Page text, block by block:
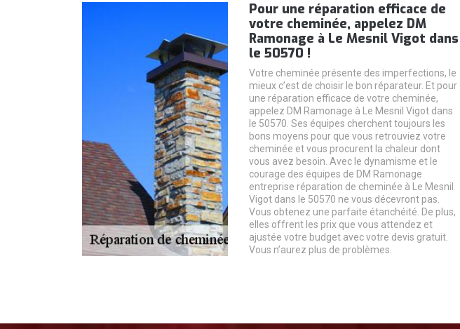
Pour une réparation efficace de
votre cheminée, appelez DM
Ramonage à Le Mesnil Vigot dans
le 50570 !
Votre cheminée présente des imperfections, le
mieux c’est de choisir le bon réparateur. Et pour
une réparation efficace de votre cheminée,
appelez DM Ramonage à Le Mesnil Vigot dans
le 50570. Ses équipes cherchent toujours les
bons moyens pour que vous retrouviez votre
cheminée et vous procurent la chaleur dont
vous avez besoin. Avec le dynamisme et le
courage des équipes de DM Ramonage
entreprise réparation de cheminée à Le Mesnil
Vigot dans le 50570 ne vous décevront pas.
Vous obtenez une parfaite étanchéité. De plus,
elles offrent les prix que vous attendez et
ajustée votre budget avec votre devis gratuit.
Vous n’aurez plus de problèmes.